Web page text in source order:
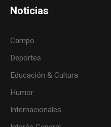
Noticias
Campo
Deportes
Educación & Cultura
Humor
Internacionales